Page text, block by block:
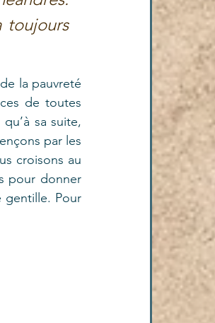
toujours
la pauvreté
de toutes
sa suite,
par les
croisons au
pour donner
gentille. Pour